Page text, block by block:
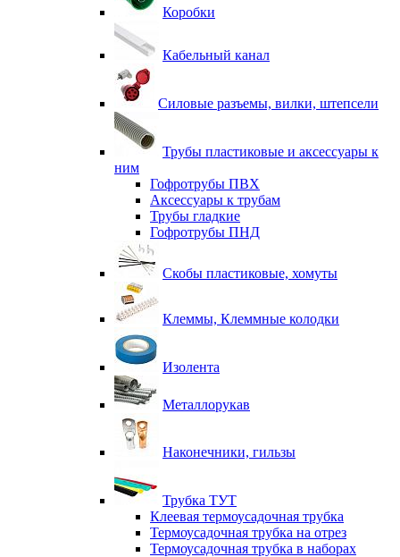
Коробки
Кабельный канал
Силовые разъемы, вилки, штепсели
Трубы пластиковые и аксессуары к
ним
Гофротрубы ПВХ
Аксессуары к трубам
Трубы гладкие
Гофротрубы ПНД
Скобы пластиковые, хомуты
Клеммы, Клеммные колодки
Изолента
Металлорукав
Наконечники, гильзы
Трубка ТУТ
Клеевая термоусадочная трубка
Термоусадочная трубка на отрез
Термоусадочная трубка в наборах